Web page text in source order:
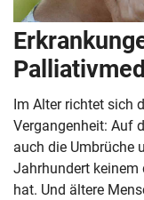
Im Alter richtet sich
Vergangenheit: Auf
auch die Umbrüche
Jahrhundert keinem
hat. Und ältere